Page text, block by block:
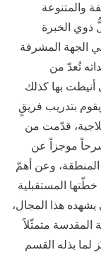
والمتنوعة
ذوي الخبرة
الجهة المشرفة
تُعدّ من
أنيطت بها كذلك
بتدريب فريقٍ
قدّمت من
موجزاً عن
وعن أهمّ
المستقبلية
يشهده هذا المجال،
المقدسة متمثّلاً
لما بذله القسم